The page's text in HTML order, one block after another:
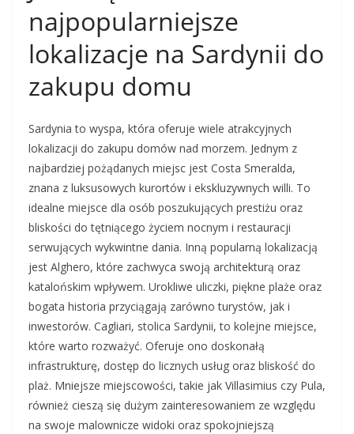
najpopularniejsze
lokalizacje na Sardynii do
zakupu domu
Sardynia to wyspa, która oferuje wiele atrakcyjnych
lokalizacji do zakupu domów nad morzem. Jednym z
najbardziej pożądanych miejsc jest Costa Smeralda,
znana z luksusowych kurortów i ekskluzywnych willi. To
idealne miejsce dla osób poszukujących prestiżu oraz
bliskości do tętniącego życiem nocnym i restauracji
serwujących wykwintne dania. Inną popularną lokalizacją
jest Alghero, które zachwyca swoją architekturą oraz
katalońskim wpływem. Urokliwe uliczki, piękne plaże oraz
bogata historia przyciągają zarówno turystów, jak i
inwestorów. Cagliari, stolica Sardynii, to kolejne miejsce,
które warto rozważyć. Oferuje ono doskonałą
infrastrukturę, dostęp do licznych usług oraz bliskość do
plaż. Mniejsze miejscowości, takie jak Villasimius czy Pula,
również cieszą się dużym zainteresowaniem ze względu
na swoje malownicze widoki oraz spokojniejszą